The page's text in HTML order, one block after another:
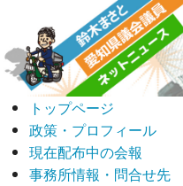
トップページ
政策・プロフィール
現在配布中の会報
事務所情報・問合せ先